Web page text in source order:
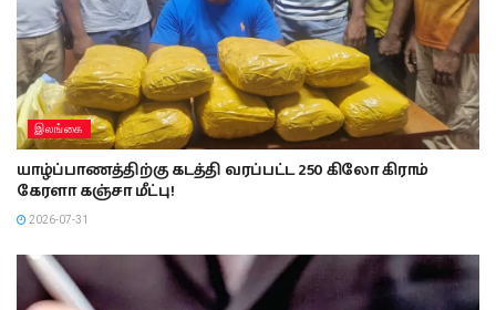
இலங்கை
யாழ்ப்பாணத்திற்கு கடத்தி வரப்பட்ட 250 கிலோ கிராம்
கேரளா கஞ்சா மீட்பு!
2026-07-31